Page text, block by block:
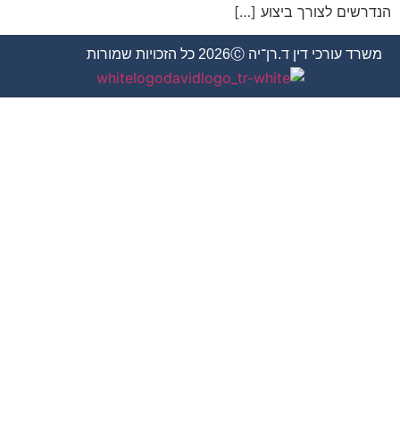
הנדרשים לצורך ביצוע […]
משרד עורכי דין ד.רן־יה 2026Ⓒ כל הזכויות שמורות